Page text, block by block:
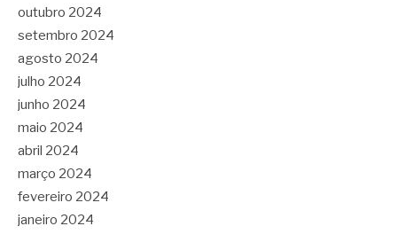
outubro 2024
setembro 2024
agosto 2024
julho 2024
junho 2024
maio 2024
abril 2024
março 2024
fevereiro 2024
janeiro 2024